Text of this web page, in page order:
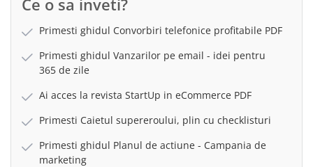
Ce o sa inveti?
Primesti ghidul Convorbiri telefonice profitabile PDF
Primesti ghidul Vanzarilor pe email - idei pentru
365 de zile
Ai acces la revista StartUp in eCommerce PDF
Primesti Caietul supereroului, plin cu checklisturi
Primesti ghidul Planul de actiune - Campania de
marketing